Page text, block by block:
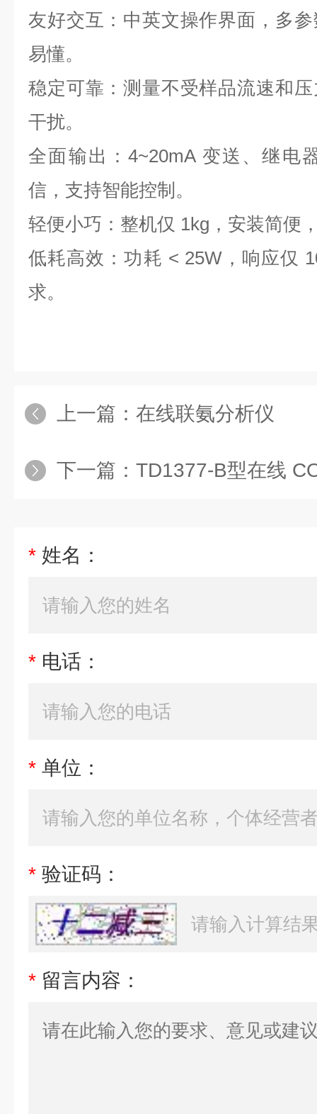
友好交互：中英文操作界面，多
易懂。
稳定可靠：测量不受样品流速和
干扰。
全面输出：4~20mA 变送、继电
信，支持智能控制。
轻便小巧：整机仅 1kg，安装简便
低耗高效：功耗 < 25W，响应仅
求。
上一篇： 在线联氨分析仪
下一篇： TD1377-B型在线
* 姓名：
* 电话：
* 单位：
* 验证码：
* 留言内容：